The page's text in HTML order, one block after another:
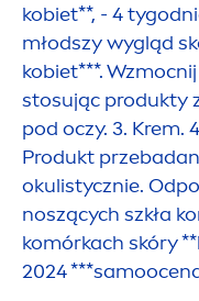
kobiet**, - 4
młodszy wygląd
kobiet***.
stosując produkty
pod oczy. 3. Krem.
Produkt
okulistycznie.
noszących szkła
komórkach skóry
2024